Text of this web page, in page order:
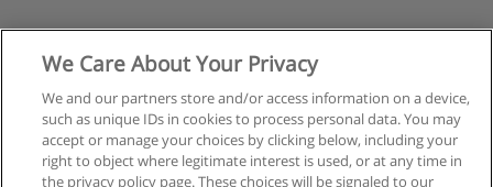
We Care About Your Privacy
We and our partners store and/or access information on a device,
such as unique IDs in cookies to process personal data. You may
accept or manage your choices by clicking below, including your
right to object where legitimate interest is used, or at any time in
the privacy policy page. These choices will be signaled to our